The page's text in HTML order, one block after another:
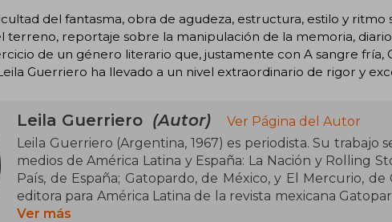
del fantasma, obra de agudeza, estructura, estilo y
terreno, reportaje sobre la manipulación de la memoria,
de un género literario que, justamente con A sangre fría,
Guerriero ha llevado a un nivel extraordinario de rigor y
Leila Guerriero (Autor)
Ver Página del Autor
Leila Guerriero (Argentina, 1967) es periodista. Su trabajo
medios de América Latina y España: La Nación y Rolling
País, de España; Gatopardo, de México, y El Mercurio, de
editora para América Latina de la revista mexicana
Los suicidas del fin del mundo, Frutos extraños y, en
Ver más